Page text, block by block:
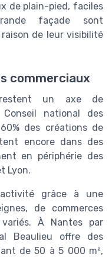
de plain-pied, faciles
façade sont
de leur visibilité
commerciaux
restent un axe de
national des
des créations de
encore dans des
en périphérie des
Lyon.
grâce à une
de commerces
À Nantes par
Beaulieu offre des
de 50 à 5 000 m²,